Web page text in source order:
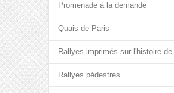
Promenade à la demande
Quais de Paris
Rallyes imprimés sur l'histoire de
Rallyes pédestres